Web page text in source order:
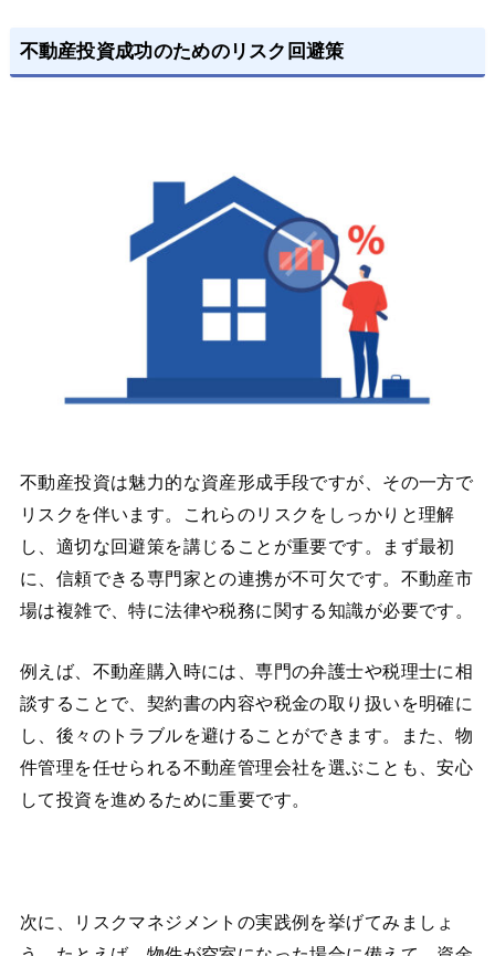
不動産投資成功のためのリスク回避策
不動産投資は魅力的な資産形成手段ですが、その一方で
リスクを伴います。これらのリスクをしっかりと理解
し、適切な回避策を講じることが重要です。まず最初
に、信頼できる専門家との連携が不可欠です。不動産市
場は複雑で、特に法律や税務に関する知識が必要です。
例えば、不動産購入時には、専門の弁護士や税理士に相
談することで、契約書の内容や税金の取り扱いを明確に
し、後々のトラブルを避けることができます。また、物
件管理を任せられる不動産管理会社を選ぶことも、安心
して投資を進めるために重要です。
次に、リスクマネジメントの実践例を挙げてみましょ